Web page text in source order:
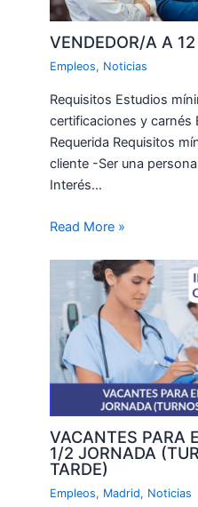
VENDEDOR/A A
Empleos, Noticias
Requisitos Estudios
certificaciones y carnés
Requerida Requisitos
cliente -Ser una
Interés…
Read More »
VACANTES PARA
1/2 JORNADA
TARDE)
Empleos, Madrid, Noticias